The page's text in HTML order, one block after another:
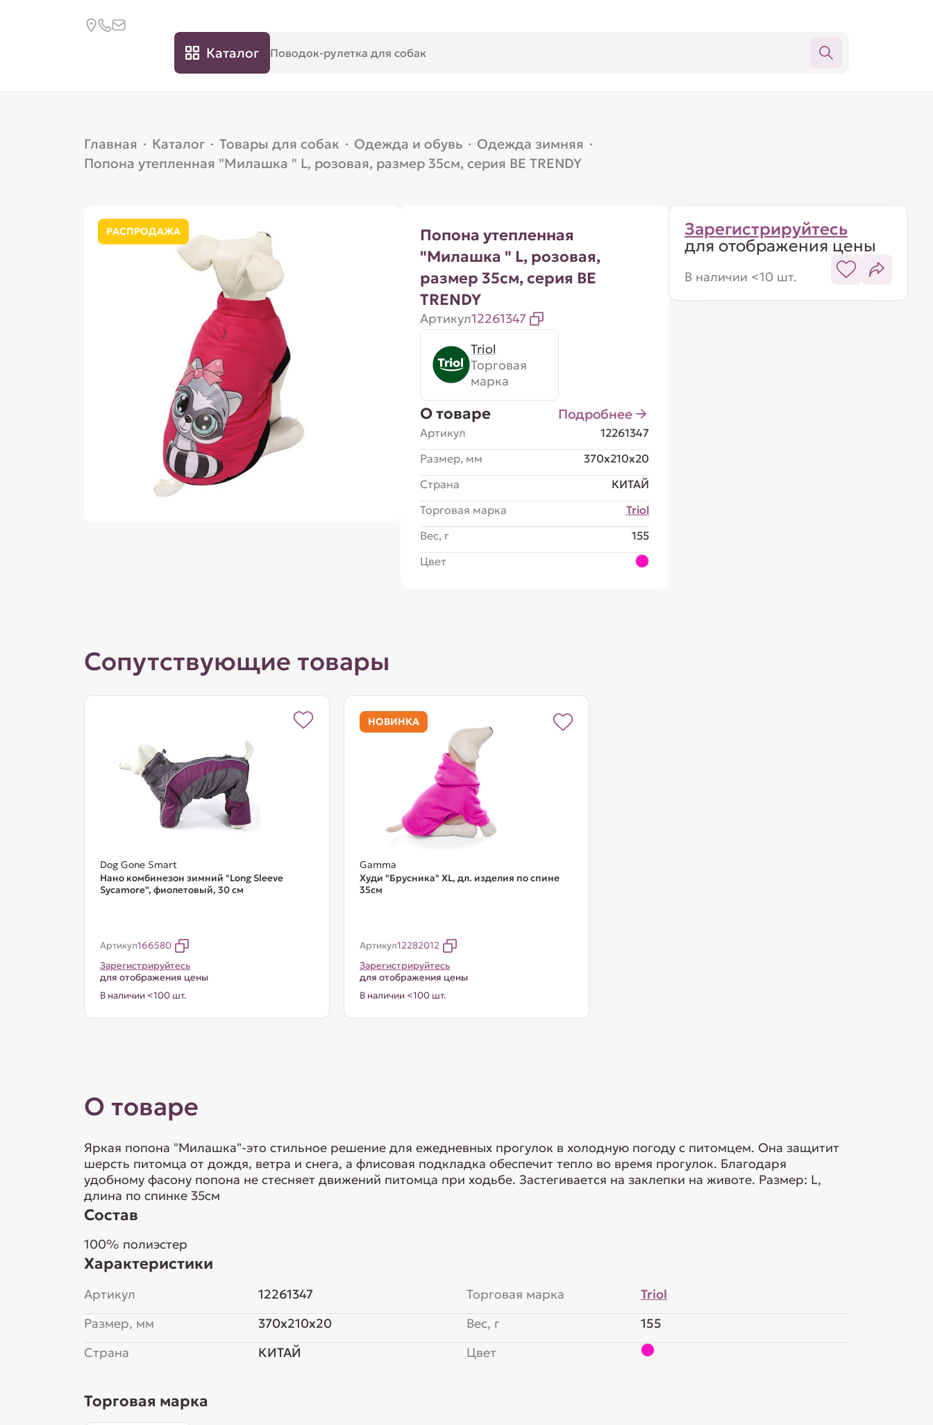
Каталог
Главная · Каталог · Товары для собак · Одежда и обувь · Одежда зимняя ·
Попона утепленная "Милашка " L, розовая, размер 35см, серия BE TRENDY
РАСПРОДАЖА
Попона утепленная
"Милашка " L, розовая,
размер 35см, серия BE
TRENDY
Артикул12261347
Triol
Торговая
марка
О товаре Подробнее
Артикул
12261347
Размер, мм
370x210x20
Страна
КИТАЙ
Торговая марка
Triol
Вес, г
155
Цвет
Зарегистрируйтесь
для отображения цены
В наличии <10 шт.
Сопутствующие товары
Dog Gone Smart
Нано комбинезон зимний "Long Sleeve
Sycamore", фиолетовый, 30 см
Артикул166580
Зарегистрируйтесь
для отображения цены
В наличии <100 шт.
НОВИНКА
Gamma
Худи "Брусника" XL, дл. изделия по спине
35см
Артикул12282012
Зарегистрируйтесь
для отображения цены
В наличии <100 шт.
О товаре
Яркая попона "Милашка"-это стильное решение для ежедневных прогулок в холодную погоду с питомцем. Она защитит
шерсть питомца от дождя, ветра и снега, а флисовая подкладка обеспечит тепло во время прогулок. Благодаря
удобному фасону попона не стесняет движений питомца при ходьбе. Застегивается на заклепки на животе. Размер: L,
длина по спинке 35см
Состав
100% полиэстер
Характеристики
Артикул
12261347
Размер, мм
370x210x20
Страна
КИТАЙ
Торговая марка
Triol
Вес, г
155
Цвет
Торговая марка